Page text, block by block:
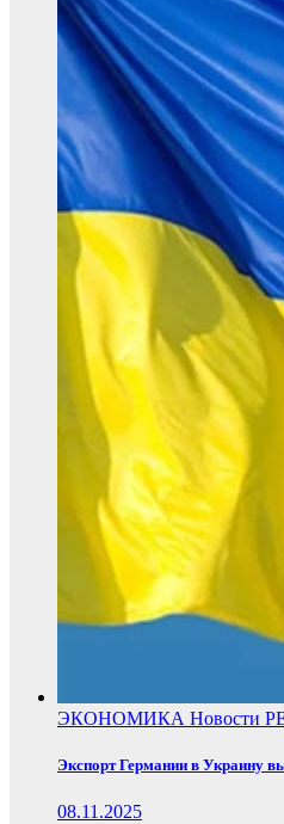
ЭКОНОМИКА Новости
Экспорт Германии в Украину
08.11.2025